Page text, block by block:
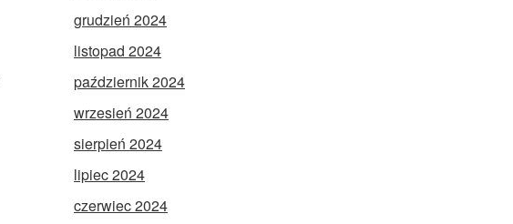
grudzień 2024
listopad 2024
październik 2024
wrzesień 2024
sierpień 2024
lipiec 2024
czerwiec 2024